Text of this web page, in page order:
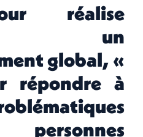
réalise
un
global, «
répondre à